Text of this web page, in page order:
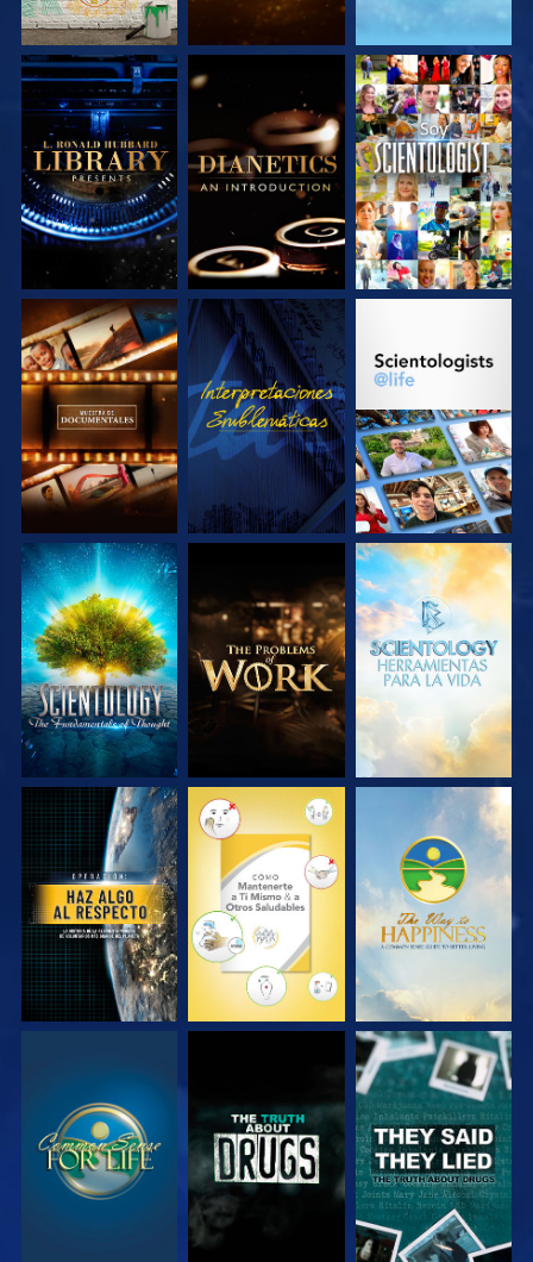
EXPLORA LAS
SERIES
EXPLORA LAS
SERIES
VE
EXPLORA LAS
SERIES
VE
EXPLORA LAS
EXPLORA LAS
SERIES
EXPLORA LAS
SERIES
EXPLORA LAS
SERIES
VE VE VE
VE VE